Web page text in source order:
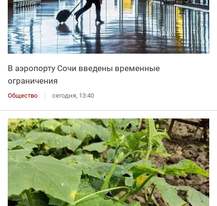
В аэропорту Сочи введены временные
ограничения
Общество сегодня, 13:40